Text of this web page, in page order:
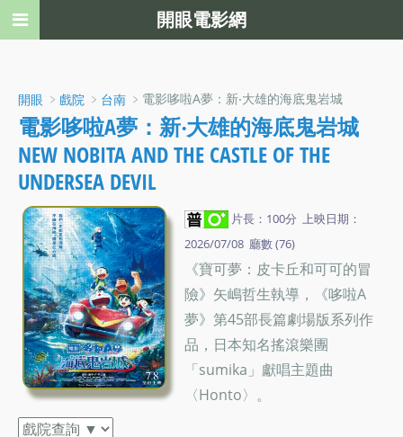
開眼 ﹥ 戲院 ﹥ 台南 ﹥電影哆啦A夢：新‧大雄的海底鬼岩城
電影哆啦A夢：新‧大雄的海底鬼岩城
NEW NOBITA AND THE CASTLE OF THE
UNDERSEA DEVIL
片長：100分 上映日期：
2026/07/08 廳數 (76)
《寶可夢：皮卡丘和可可的冒
險》矢嶋哲生執導，《哆啦A
夢》第45部長篇劇場版系列作
品，日本知名搖滾樂團
「sumika」獻唱主題曲
〈Honto〉。
開眼電影網